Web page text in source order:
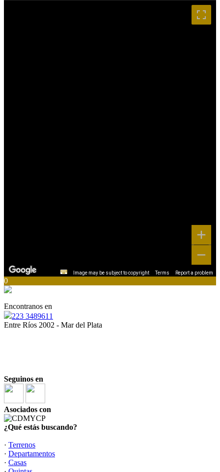
Image may be subject to copyright Terms Report a problem
0
Encontranos en
223 3489611
Entre Ríos 2002 - Mar del Plata
Seguinos en
Asociados con
¿Qué estás buscando?
· Terrenos
· Departamentos
· Casas